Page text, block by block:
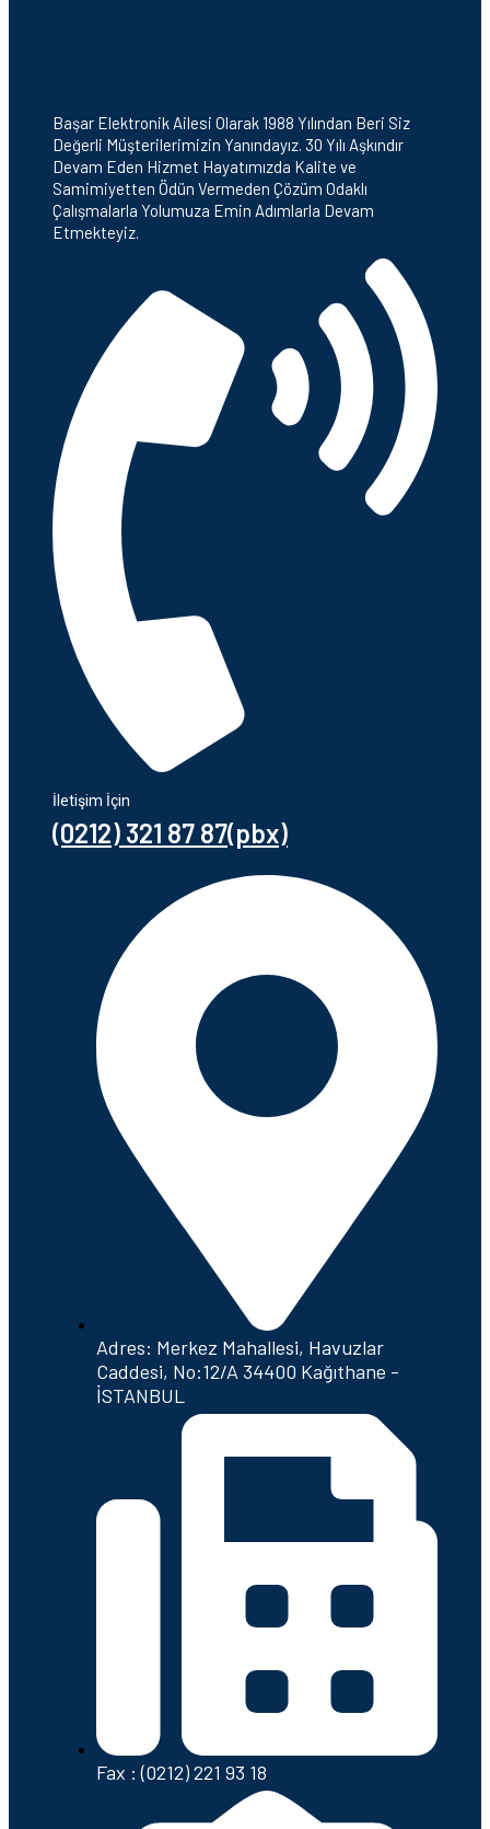
Başar Elektronik Ailesi Olarak 1988 Yılından Beri Siz
Değerli Müşterilerimizin Yanındayız. 30 Yılı Aşkındır
Devam Eden Hizmet Hayatımızda Kalite ve
Samimiyetten Ödün Vermeden Çözüm Odaklı
Çalışmalarla Yolumuza Emin Adımlarla Devam
Etmekteyiz.
İletişim İçin
(0212) 321 87 87(pbx)
Adres: Merkez Mahallesi, Havuzlar
Caddesi, No:12/A 34400 Kağıthane -
İSTANBUL
Fax : (0212) 221 93 18